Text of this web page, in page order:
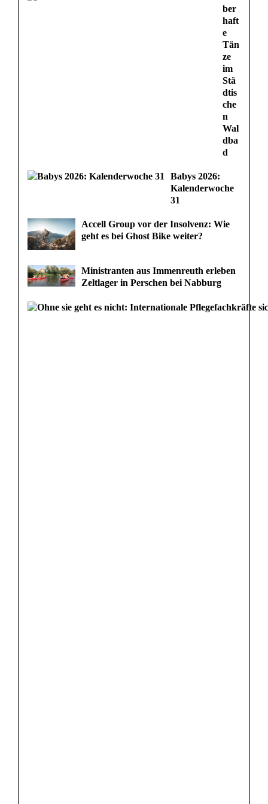
ber
haft
e
Tän
ze
im
Stä
dtis
che
n
Wal
dba
d
Babys 2026:
Kalenderwoche
31
Accell Group vor der Insolvenz: Wie
geht es bei Ghost Bike weiter?
Ministranten aus Immenreuth erleben
Zeltlager in Perschen bei Nabburg